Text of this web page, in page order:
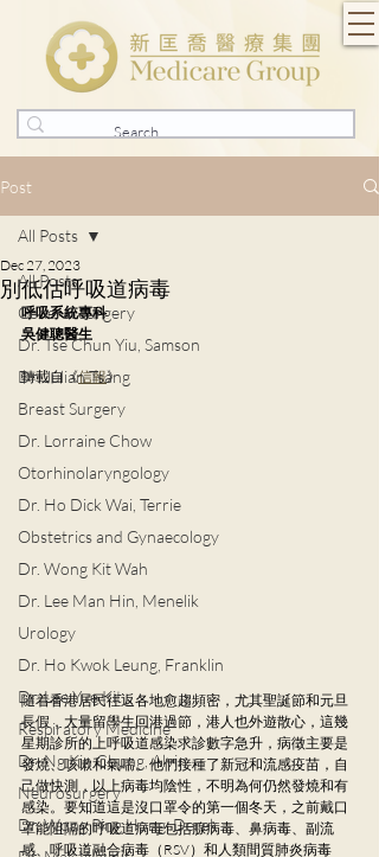
Post
All Posts
General Surgery
Dr. Tse Chun Yiu, Samson
Dr. Julian Tsang
Breast Surgery
Dr. Lorraine Chow
Otorhinolaryngology
Dr. Ho Dick Wai, Terrie
Obstetrics and Gynaecology
Dr. Wong Kit Wah
Dr. Lee Man Hin, Menelik
Urology
Dr. Ho Kwok Leung, Franklin
Dr. Lee Yue Kit
Respiratory Medicine
Dr. Ng Kin Chung, Alvin
Neurosurgery
Dr. Wong Ping Hong, Derek
All Posts
別低估呼吸道病毒
Dec 27, 2023
呼吸系統專科
吳健聰醫生
轉載自《信報》
隨着香港居民往返各地愈趨頻密，尤其聖誕節和元旦
長假，大量留學生回港過節，港人也外遊散心，這幾
星期診所的上呼吸道感染求診數字急升，病徵主要是
發燒、咳嗽和氣喘。他們接種了新冠和流感疫苗，自
己做快測，以上病毒均陰性，不明為何仍然發燒和有
感染。要知道這是沒口罩令的第一個冬天，之前戴口
罩能阻隔的呼吸道病毒包括腺病毒、鼻病毒、副流
感、呼吸道融合病毒（RSV）和人類間質肺炎病毒